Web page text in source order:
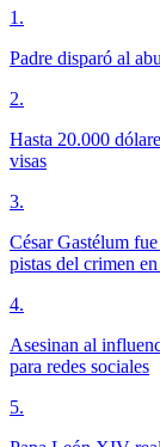
1 .
Padre disparó al
2.
Hasta 20.000
visas
3.
César Gastélum
pistas del crimen
4.
Asesinan al
para redes sociales
5.